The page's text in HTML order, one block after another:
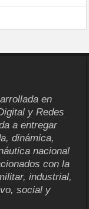
en
y Redes
a entregar
dinámica,
nacional
con la
industrial,
social y